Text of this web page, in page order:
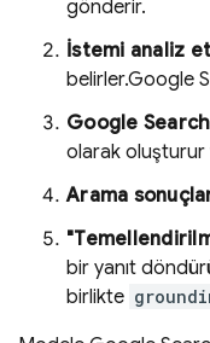
gönderir.
İstemi analiz
belirler.Google
Google Search
olarak oluşturur
Arama
bir yanıt
birlikte